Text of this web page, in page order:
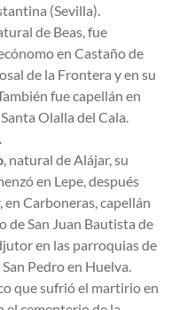
(Sevilla).
de Beas, fue
en Castaño de
de la Frontera y en su
fue capellán en
Olalla del Cala.
, natural de Alájar, su
en Lepe, después
Carboneras, capellán
de San Juan Bautista de
en las parroquias de
Pedro en Huelva.
que sufrió el martirio en